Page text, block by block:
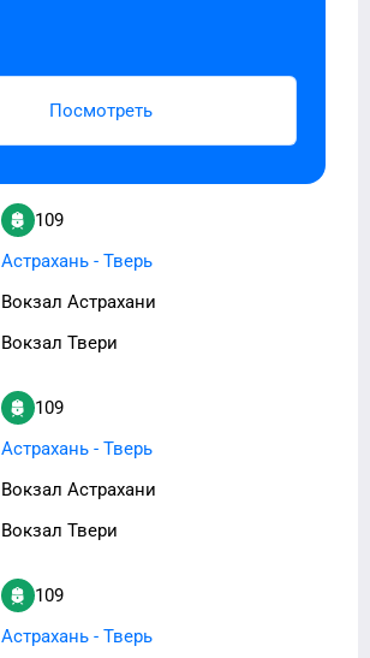
Посмотреть
109
Астрахань - Тверь
Вокзал Астрахани
Вокзал Твери
109
Астрахань - Тверь
Вокзал Астрахани
Вокзал Твери
109
Астрахань - Тверь